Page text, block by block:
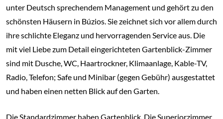
unter Deutsch sprechendem Management und gehört zu den
schönsten Häusern in Búzios. Sie zeichnet sich vor allem durch
ihre schlichte Eleganz und hervorragenden Service aus. Die
mit viel Liebe zum Detail eingerichteten Gartenblick-Zimmer
sind mit Dusche, WC, Haartrockner, Klimaanlage, Kable-TV,
Radio, Telefon; Safe und Minibar (gegen Gebühr) ausgestattet
und haben einen netten Blick auf den Garten.
Die Standardzimmer haben Gartenblick. Die Superiorzimmer